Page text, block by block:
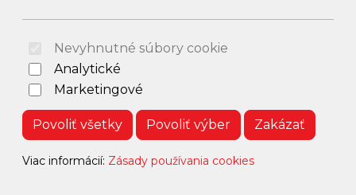
dodávaného tovaru. V prípade neuhradenia kúpnej
ceny a súvisiacich poplatkov podľa predchádzajúcej
vety, nebude tovar kupujúcemu zo strany
oprávnený odstúpiť od kúpnej zmluvy.
b) platba na dobierku. Finančné prostriedky sú
uhradené predávajúcemu prostredníctvom
Nevyhnutné súbory cookie
Analytické
Marketingové
Povoliť všetky Povoliť výber Zakázať
Viac informácií: Zásady používania cookies